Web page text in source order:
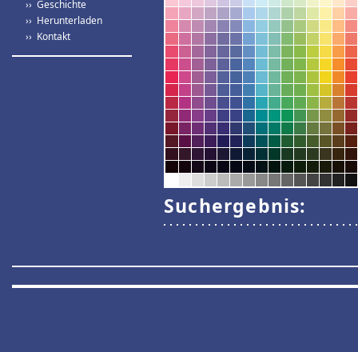
›› Geschichte
›› Herunterladen
›› Kontakt
Suchergebnis: